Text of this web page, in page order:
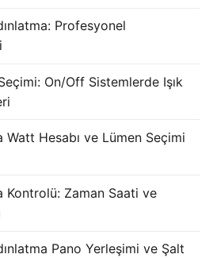
SSS
English
Arabic
Profesyonel
On/Off Sistemlerde Işık
Watt Hesabı ve Lümen Seçimi
Kontrolü: Zaman Saati ve
Pano Yerleşimi ve Şalt